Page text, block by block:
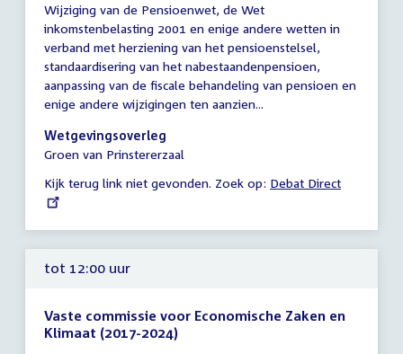
vergadering
10:00
-
17:00
uur
Wijziging van de Pensioenwet, de Wet
inkomstenbelasting 2001 en enige andere wetten in
verband met herziening van het pensioenstelsel,
standaardisering van het nabestaandenpensioen,
aanpassing van de fiscale behandeling van pensioen en
enige andere wijzigingen ten aanzien...
Wetgevingsoverleg
Groen van Prinstererzaal
Kijk terug link niet gevonden. Zoek op: External
Debat Direct
tot 12:00 uur
Vaste commissie voor Economische Zaken en
Klimaat (2017-2024)